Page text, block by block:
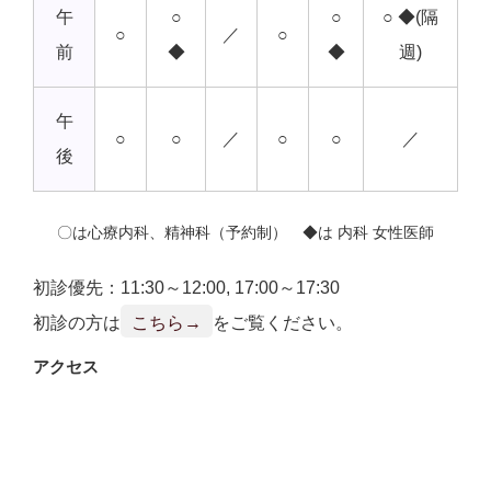
午
前
○
○
◆
／ ○
○
◆
○ ◆(隔
週)
午
後
○ ○ ／ ○ ○ ／
〇は心療内科、精神科（予約制） ◆は 内科 女性医師
初診優先：11:30～12:00, 17:00～17:30
初診の方は
こちら→ をご覧ください。
アクセス